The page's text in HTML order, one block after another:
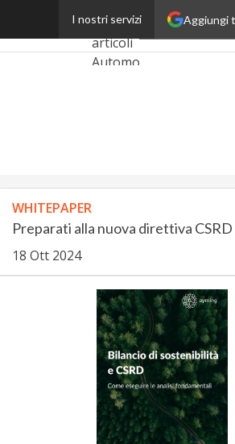
Aggiungi
I nostri servizi
intelligenti?Ultimi
articoli
AutomotiveUp
SmartMobilityUp
Proptech
Startup
WHITEPAPER
Preparati alla nuova direttiva CSRD
18 Ott 2024